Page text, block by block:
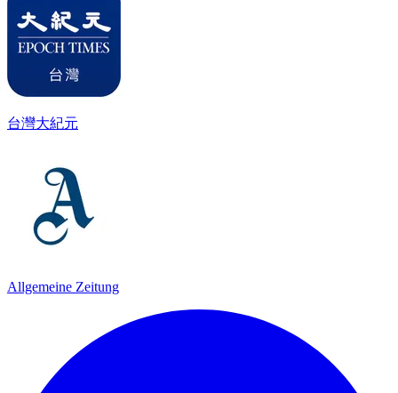
台灣大紀元
Allgemeine Zeitung